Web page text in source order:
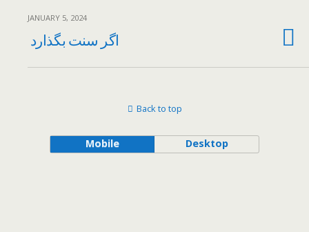
JANUARY 5, 2024
اگر سنت بگذارد
Back to top
Mobile Desktop